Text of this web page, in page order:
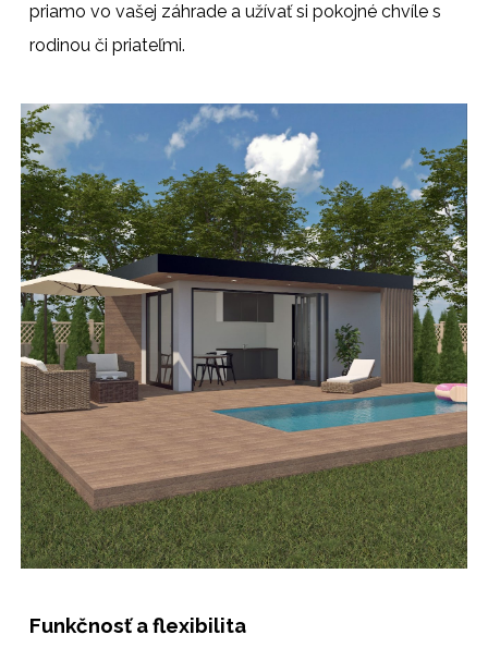
priamo vo vašej záhrade a užívať si pokojné chvíle s
rodinou či priateľmi.
Funkčnosť a flexibilita